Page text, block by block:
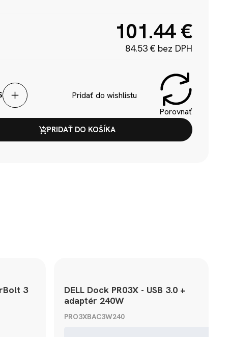
101.44 €
84.53 € bez DPH
Pridať do wishlistu
Porovnať
PRIDAŤ DO KOŠÍKA
3
DELL Dock PR03X - USB 3.0 +
adaptér 240W
PRO3XBAC3W240